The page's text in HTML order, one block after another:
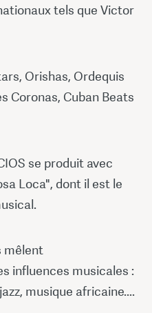
tels que Victor
Orishas, Ordequis
Coronas, Cuban Beats
se produit avec
Loca", dont il est le
mêlent
influences musicales :
musique africaine....